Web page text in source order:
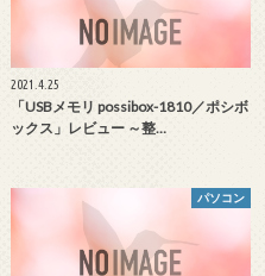
2021.4.25
「USBメモリ possibox-1810／ポシボ
ックス」レビュー ～整…
パソコン